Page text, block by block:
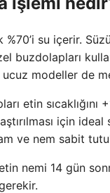
%70’i su içerir.
buzdolapları
modeller de
etin
için
ve nem sabit
nemi 14 gün